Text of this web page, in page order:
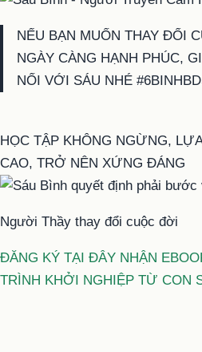
NẾU BẠN MUỐN THAY ĐỔI
NGÀY CÀNG HẠNH PHÚC,
NỐI VỚI SÁU NHÉ
HỌC TẬP KHÔNG NGỪNG,
CAO, TRỞ NÊN XỨNG ĐÁNG
Người Thầy thay đổi cuộc đời
ĐĂNG KÝ TẠI ĐÂY NHẬN
TRÌNH KHỞI NGHIỆP TỪ CON